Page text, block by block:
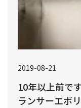
2019-08-21
10年以上前で
ランサーエボ